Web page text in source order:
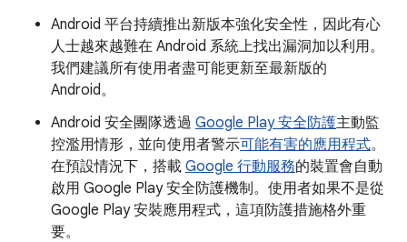
Android 平台持續推出新版本強化安全性，因此有心
人士越來越難在 Android 系統上找出漏洞加以利用。
我們建議所有使用者盡可能更新至最新版的
Android。
Android 安全團隊透過 Google Play 安全防護主動監
控濫用情形，並向使用者警示可能有害的應用程式。
在預設情況下，搭載 Google 行動服務的裝置會自動
啟用 Google Play 安全防護機制。使用者如果不是從
Google Play 安裝應用程式，這項防護措施格外重
要。